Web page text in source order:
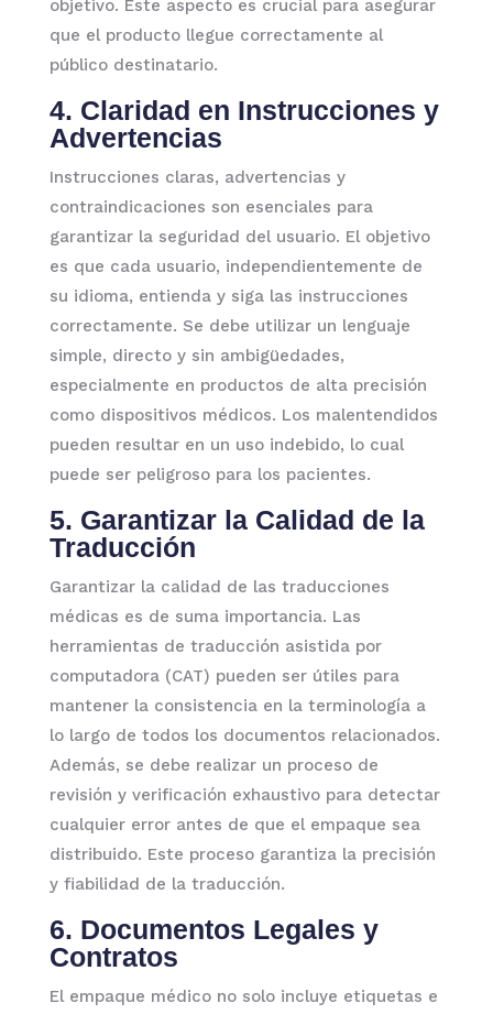
objetivo. Este aspecto es crucial para asegurar
que el producto llegue correctamente al
público destinatario.
4. Claridad en Instrucciones y
Advertencias
Instrucciones claras, advertencias y
contraindicaciones son esenciales para
garantizar la seguridad del usuario. El objetivo
es que cada usuario, independientemente de
su idioma, entienda y siga las instrucciones
correctamente. Se debe utilizar un lenguaje
simple, directo y sin ambigüedades,
especialmente en productos de alta precisión
como dispositivos médicos. Los malentendidos
pueden resultar en un uso indebido, lo cual
puede ser peligroso para los pacientes.
5. Garantizar la Calidad de la
Traducción
Garantizar la calidad de las traducciones
médicas es de suma importancia. Las
herramientas de traducción asistida por
computadora (CAT) pueden ser útiles para
mantener la consistencia en la terminología a
lo largo de todos los documentos relacionados.
Además, se debe realizar un proceso de
revisión y verificación exhaustivo para detectar
cualquier error antes de que el empaque sea
distribuido. Este proceso garantiza la precisión
y fiabilidad de la traducción.
6. Documentos Legales y
Contratos
El empaque médico no solo incluye etiquetas e